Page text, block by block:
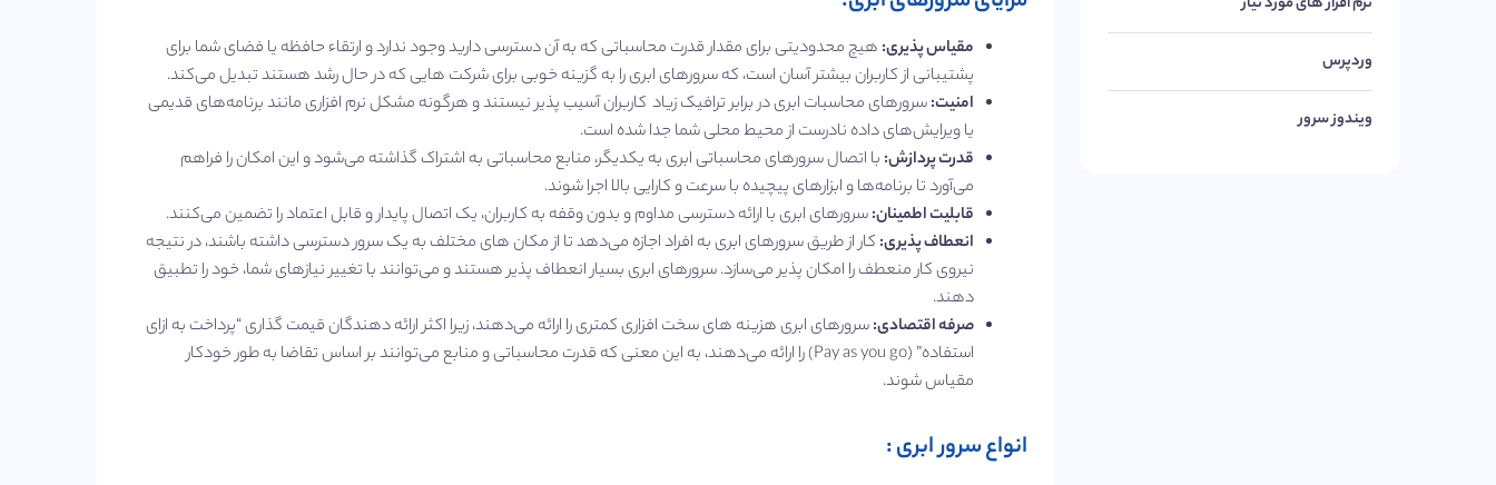
وردپرس
ویندوز سرور
مقیاس ‌پذیری: هیچ محدودیتی برای مقدار قدرت محاسباتی که به آن دسترسی دارید وجود ندارد و ارتقاء حافظه یا فضای شما برای
پشتیبانی از کاربران بیشتر آسان است، که سرورهای ابری را به گزینه خوبی برای شرکت‌ هایی که در حال رشد هستند تبدیل می‌کند.
امنیت:سرورهای محاسبات ابری در برابر ترافیک زیاد کاربران آسیب‌ پذیر نیستند و هرگونه مشکل نرم افزاری مانند برنامه‌های قدیمی
یا ویرایش‌های داده نادرست از محیط محلی شما جدا شده است.
قدرت پردازش: با اتصال سرورهای محاسباتی ابری به یکدیگر، منابع محاسباتی به اشتراک گذاشته می‌شود و این امکان را فراهم
می‌آورد تا برنامه‌ها و ابزارهای پیچیده با سرعت و کارایی بالا اجرا شوند.
قابلیت اطمینان:سرورهای ابری با ارائه دسترسی مداوم و بدون وقفه به کاربران، یک اتصال پایدار و قابل اعتماد را تضمین می‌کنند.
انعطاف‌ پذیری: کار از طریق سرورهای ابری به افراد اجازه می‌دهد تا از مکان‌ های مختلف به یک سرور دسترسی داشته باشند، در نتیجه
نیروی کار منعطف را امکان‌ پذیر می‌سازد. سرورهای ابری بسیار انعطاف‌ پذیر هستند و می‌توانند با تغییر نیازهای شما، خود را تطبیق
دهند.
صرفه اقتصادی:سرورهای ابری هزینه‌ های سخت‌ افزاری کمتری را ارائه می‌دهند، زیرا اکثر ارائه دهندگان قیمت‌ گذاری “پرداخت به ازای
استفاده” (Pay as you go) را ارائه می‌دهند، به این معنی که قدرت محاسباتی و منابع می‌توانند بر اساس تقاضا به طور خودکار
مقیاس شوند.
انواع سرور ابری :